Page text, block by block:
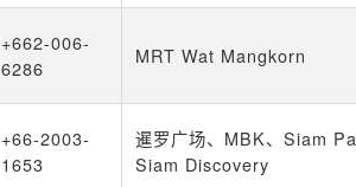
+662-006-
6286
MRT Wat Mangkorn
+66-2003-
1653
暹罗广场、MBK、Siam
Siam Discovery